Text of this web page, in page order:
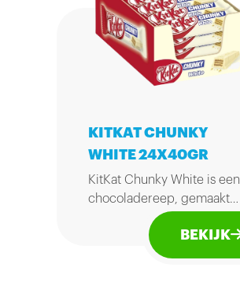
KITKAT CHUNKY
WHITE 24X40GR
KitKat Chunky White is een
chocoladereep, gemaakt
van krokante wafel omhuld
met een verrukkelijke laag
witte chocolade.
BEKIJK